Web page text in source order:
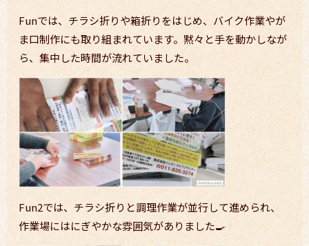
Funでは、チラシ折りや箱折りをはじめ、バイク作業やが
ま口制作にも取り組まれています。黙々と手を動かしなが
ら、集中した時間が流れていました。
Fun2では、チラシ折りと調理作業が並行して進められ、
作業場にはにぎやかな雰囲気がありました🍳